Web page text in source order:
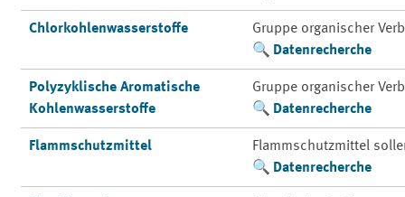
Chlorkohlenwasserstoffe
Gruppe organischer
Datenrecherche
Polyzyklische Aromatische
Kohlenwasserstoffe
Gruppe organischer
Datenrecherche
Flammschutzmittel
Flammschutzmittel
Datenrecherche